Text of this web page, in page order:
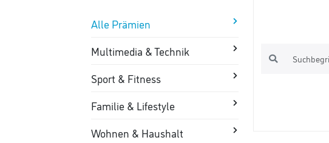
Alle Prämien
Multimedia & Technik
Sport & Fitness
Familie & Lifestyle
Wohnen & Haushalt